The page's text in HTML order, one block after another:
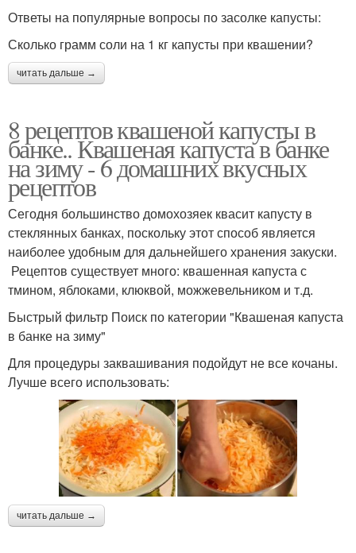
Ответы на популярные вопросы по засолке капусты:
Сколько грамм соли на 1 кг капусты при квашении?
читать дальше →
8 рецептов квашеной капусты в
банке.. Квашеная капуста в банке
на зиму - 6 домашних вкусных
рецептов
Сегодня большинство домохозяек квасит капусту в
стеклянных банках, поскольку этот способ является
наиболее удобным для дальнейшего хранения закуски.
Рецептов существует много: квашенная капуста с
тмином, яблоками, клюквой, можжевельником и т.д.
Быстрый фильтр Поиск по категории "Квашеная капуста
в банке на зиму"
Для процедуры заквашивания подойдут не все кочаны.
Лучше всего использовать:
читать дальше →